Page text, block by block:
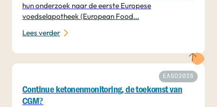
hun onderzoek naar de eerste Europese
voedselapotheek (European Food...
Lees verder
EASD2025
Continue ketonenmonitoring, de toekomst van
CGM?